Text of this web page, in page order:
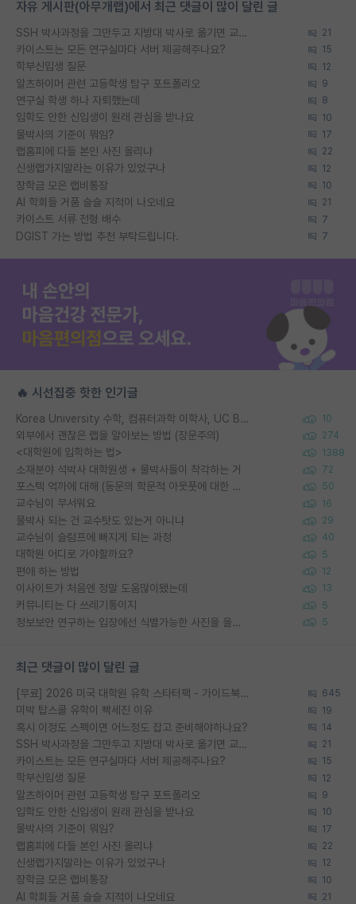
자유 게시판(아무개랩)에서 최근 댓글이 많이 달린 글
SSH 박사과정을 그만두고 지방대 박사로 옮기면 교수의 꿈은 끝일까요? 21
카이스트는 모든 연구실마다 서버 제공해주나요? 15
학부신입생 질문 12
알츠하이머 관련 고등학생 탐구 포트폴리오 9
연구실 학생 하나 자퇴했는데 8
입학도 안한 신입생이 원래 관심을 받나요 10
물박사의 기준이 뭐임? 17
랩홈피에 다들 본인 사진 올리냐 22
신생랩가지말라는 이유가 있었구나 12
장학금 모은 랩비통장 10
AI 학회들 거품 슬슬 지적이 나오네요 21
카이스트 서류 전형 배수 7
DGIST 가는 방법 추천 부탁드립니다. 7
🔥 시선집중 핫한 인기글
Korea University 수학, 컴퓨터과학 이학사, UC Berkeley 산업공학 대학원 공학박사가 되는 것은 쉽지 않겠죠? 10
외부에서 괜찮은 랩을 알아보는 방법 (장문주의) 274
<대학원에 입학하는 법> 1388
소재분야 석박사 대학원생 + 물박사들이 착각하는 거 72
포스텍 억까에 대해 (동문의 학문적 아웃풋에 대한 반박) 50
교수님이 무서워요 16
물박사 되는 건 교수탓도 있는거 아니냐 29
교수님이 슬럼프에 빠지게 되는 과정 40
대학원 어디로 가야할까요? 5
편애 하는 방법 12
이사이트가 처음엔 정말 도움많이됐는데 13
커뮤니티는 다 쓰레기통이지 5
정보보안 연구하는 입장에선 식별가능한 사진을 올리는건 비추이긴함 5
최근 댓글이 많이 달린 글
[무료] 2026 미국 대학원 유학 스타터팩 - 가이드북 & 합격자 컨택메일 템플릿 645
미박 탑스쿨 유학이 빡세진 이유 19
혹시 이정도 스펙이면 어느정도 잡고 준비해야하나요? 14
SSH 박사과정을 그만두고 지방대 박사로 옮기면 교수의 꿈은 끝일까요? 21
카이스트는 모든 연구실마다 서버 제공해주나요? 15
학부신입생 질문 12
알츠하이머 관련 고등학생 탐구 포트폴리오 9
입학도 안한 신입생이 원래 관심을 받나요 10
물박사의 기준이 뭐임? 17
랩홈피에 다들 본인 사진 올리냐 22
신생랩가지말라는 이유가 있었구나 12
장학금 모은 랩비통장 10
AI 학회들 거품 슬슬 지적이 나오네요 21